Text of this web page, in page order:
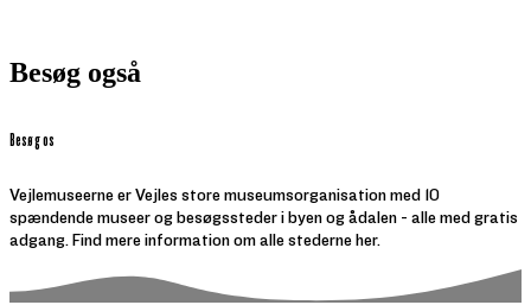
Besøg også
Besøg os
Vejlemuseerne er Vejles store museumsorganisation med 10
spændende museer og besøgssteder i byen og ådalen - alle med gratis
adgang. Find mere information om alle stederne her.